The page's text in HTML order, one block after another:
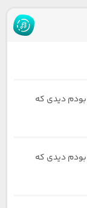
دیدی که
دیدی که